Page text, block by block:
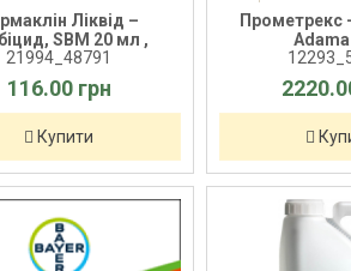
Ліквід –
SBM 20 мл ,
21994_48791
116.00 грн
Купити
Прометрекс
Adama